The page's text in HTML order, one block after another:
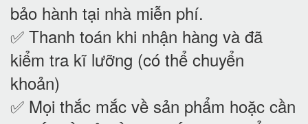
bảo hành tại nhà miễn phí.
✅ Thanh toán khi nhận hàng và đã
kiểm tra kĩ lưỡng (có thể chuyển
khoản)
✅ Mọi thắc mắc về sản phẩm hoặc cần